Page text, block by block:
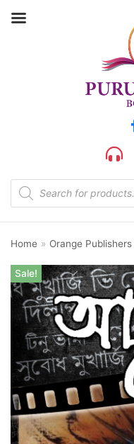
Home » Orange Publishers
Sale!